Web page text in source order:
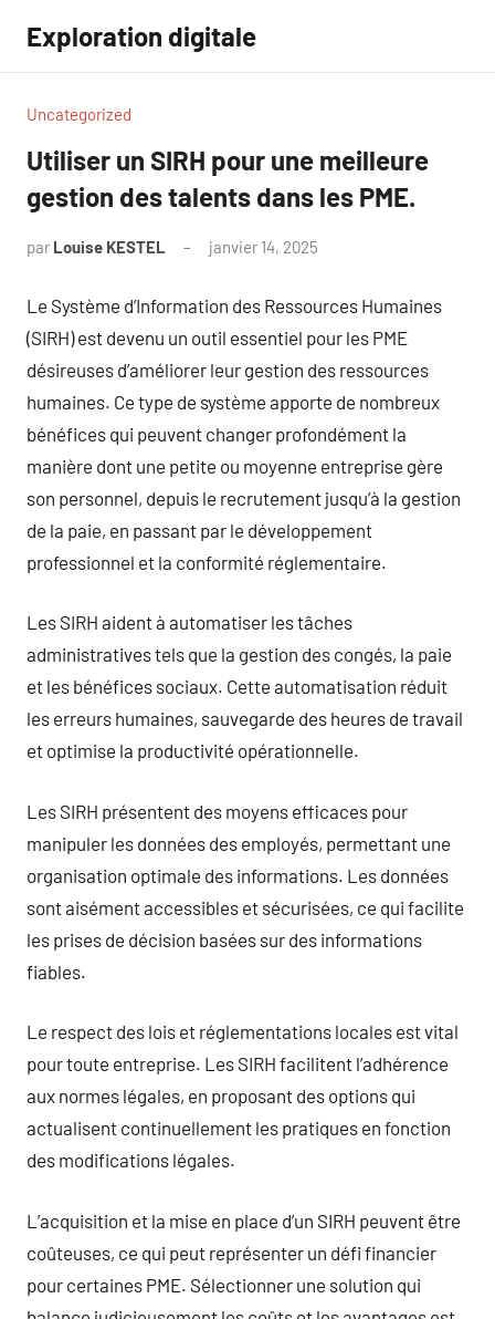
contenu
Exploration digitale
Uncategorized
Utiliser un SIRH pour une meilleure
gestion des talents dans les PME.
par Louise KESTEL janvier 14, 2025
Le Système d’Information des Ressources Humaines
(SIRH) est devenu un outil essentiel pour les PME
désireuses d’améliorer leur gestion des ressources
humaines. Ce type de système apporte de nombreux
bénéfices qui peuvent changer profondément la
manière dont une petite ou moyenne entreprise gère
son personnel, depuis le recrutement jusqu’à la gestion
de la paie, en passant par le développement
professionnel et la conformité réglementaire.
Les SIRH aident à automatiser les tâches
administratives tels que la gestion des congés, la paie
et les bénéfices sociaux. Cette automatisation réduit
les erreurs humaines, sauvegarde des heures de travail
et optimise la productivité opérationnelle.
Les SIRH présentent des moyens efficaces pour
manipuler les données des employés, permettant une
organisation optimale des informations. Les données
sont aisément accessibles et sécurisées, ce qui facilite
les prises de décision basées sur des informations
fiables.
Le respect des lois et réglementations locales est vital
pour toute entreprise. Les SIRH facilitent l’adhérence
aux normes légales, en proposant des options qui
actualisent continuellement les pratiques en fonction
des modifications légales.
L’acquisition et la mise en place d’un SIRH peuvent être
coûteuses, ce qui peut représenter un défi financier
pour certaines PME. Sélectionner une solution qui